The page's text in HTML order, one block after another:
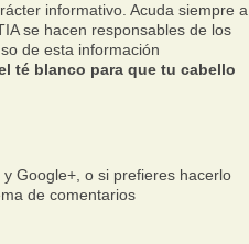
informativo. Acuda siempre a
se hacen responsables de los
de esta información
té blanco para que tu cabello
Google+, o si prefieres hacerlo
de comentarios